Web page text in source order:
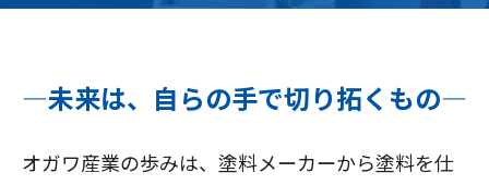
―未来は、自らの手で切り拓くもの―
オガワ産業の歩みは、塗料メーカーから塗料を仕